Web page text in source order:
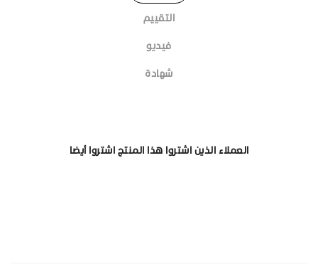
التقييم
فيديو
شهادة
العملاء الذين اشتروا هذا المنتج اشتروا أيضا